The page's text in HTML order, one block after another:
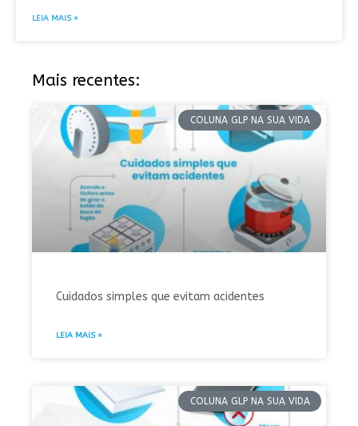
LEIA MAIS »
Mais recentes:
COLUNA GLP NA SUA VIDA
Cuidados simples que evitam acidentes
LEIA MAIS »
COLUNA GLP NA SUA VIDA